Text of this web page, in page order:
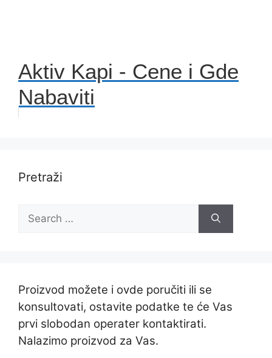
Aktiv Kapi - Cene i Gde
Nabaviti
Pretraži
for:
Proizvod možete i ovde poručiti ili se
konsultovati, ostavite podatke te će Vas
prvi slobodan operater kontaktirati.
Nalazimo proizvod za Vas.